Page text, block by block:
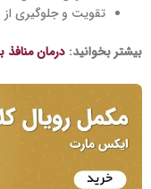
تقویت و جلوگیری
بیشتر بخوانید: درمان منافذ